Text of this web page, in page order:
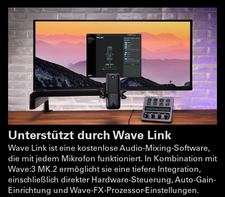
Unterstützt durch Wave Link
Wave Link ist eine kostenlose Audio-Mixing-Software,
die mit jedem Mikrofon funktioniert. In Kombination mit
Wave:3 MK.2 ermöglicht sie eine tiefere Integration,
einschließlich direkter Hardware-Steuerung, Auto-Gain-
Einrichtung und Wave-FX-Prozessor-Einstellungen.